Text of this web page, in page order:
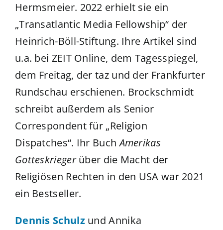
Hermsmeier. 2022 erhielt sie ein
„Transatlantic Media Fellowship“ der
Heinrich-Böll-Stiftung. Ihre Artikel sind
u.a. bei ZEIT Online, dem Tagesspiegel,
dem Freitag, der taz und der Frankfurter
Rundschau erschienen. Brockschmidt
schreibt außerdem als Senior
Correspondent für „Religion
Dispatches“. Ihr Buch Amerikas
Gotteskriegerüber die Macht der
Religiösen Rechten in den USA war 2021
ein Bestseller.
Dennis Schulzund Annika